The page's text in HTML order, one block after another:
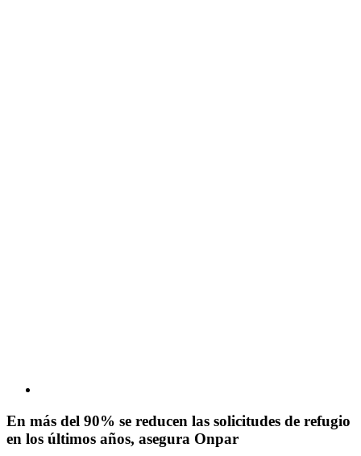
En más del 90% se reducen las solicitudes de refugio
en los últimos años, asegura Onpar